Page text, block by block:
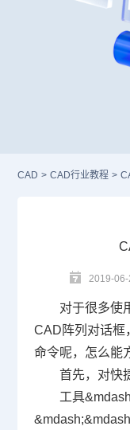
CAD > CAD行业教程 >
2019-06-
对于很多使
CAD 阵列对话框
命令呢，怎么能
首先，对快
工具